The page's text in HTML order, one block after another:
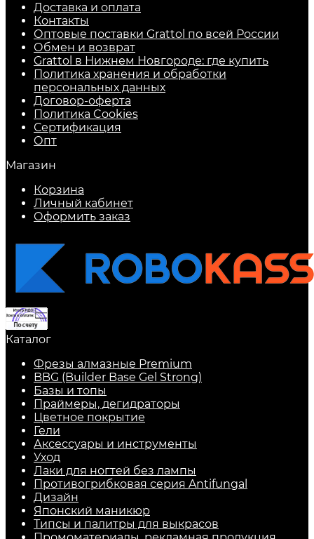
Доставка и оплата
Контакты
Оптовые поставки Grattol по всей России
Обмен и возврат
Grattol в Нижнем Новгороде: где купить
Политика хранения и обработки
персональных данных
Договор-оферта
Политика Cookies
Сертификация
Опт
Магазин
Корзина
Личный кабинет
Оформить заказ
Каталог
Фрезы алмазные Premium
BBG (Builder Base Gel Strong)
Базы и топы
Праймеры, дегидраторы
Цветное покрытие
Гели
Аксессуары и инструменты
Уход
Лаки для ногтей без лампы
Противогрибковая серия Antifungal
Дизайн
Японский маникюр
Типсы и палитры для выкрасов